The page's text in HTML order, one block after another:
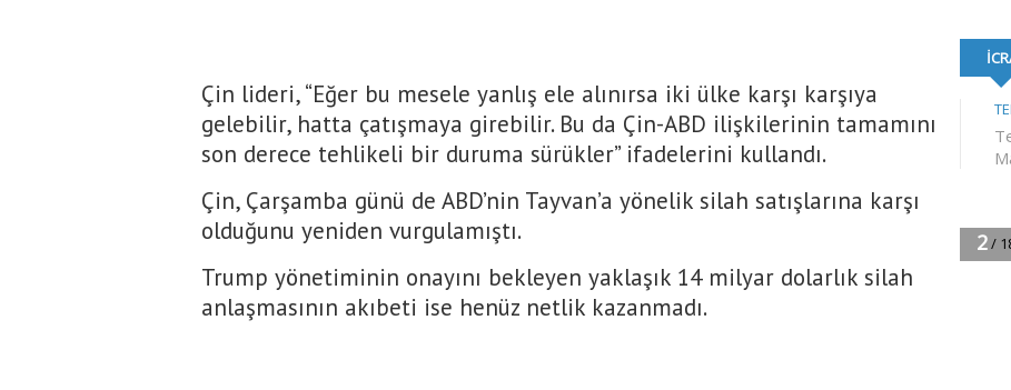
Çin lideri, “Eğer bu mesele yanlış ele alınırsa iki ülke karşı karşıya
gelebilir, hatta çatışmaya girebilir. Bu da Çin-ABD ilişkilerinin tamamını
son derece tehlikeli bir duruma sürükler” ifadelerini kullandı.
Çin, Çarşamba günü de ABD’nin Tayvan’a yönelik silah satışlarına karşı
olduğunu yeniden vurgulamıştı.
Trump yönetiminin onayını bekleyen yaklaşık 14 milyar dolarlık silah
anlaşmasının akıbeti ise henüz netlik kazanmadı.